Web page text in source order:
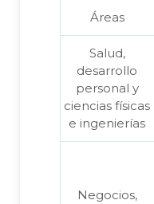
Áreas
Salud,
desarrollo
personal y
ciencias físicas
e ingenierías
Negocios,